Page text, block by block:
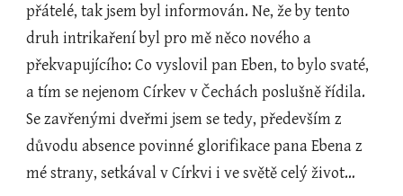
přátelé, tak jsem byl informován. Ne, že by tento
druh intrikaření byl pro mě něco nového a
překvapujícího: Co vyslovil pan Eben, to bylo svaté,
a tím se nejenom Církev v Čechách poslušně řídila.
Se zavřenými dveřmi jsem se tedy, především z
důvodu absence povinné glorifikace pana Ebena z
mé strany, setkával v Církvi i ve světě celý život…